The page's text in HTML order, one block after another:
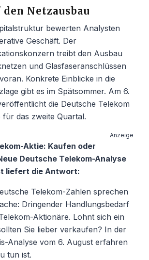
Netzausbau
bewerten Analysten
Geschäft. Der
treibt den Ausbau
und Glasfaseranschlüssen
Konkrete Einblicke in die
gibt es im Spätsommer. Am 6.
die Deutsche Telekom
für das zweite Quartal.
Anzeige
Aktie: Kaufen oder
Deutsche Telekom-Analyse
liefert die Antwort:
Telekom-Zahlen sprechen
Dringender Handlungsbedarf
Aktionäre. Lohnt sich ein
Sie lieber verkaufen? In der
Analyse vom 6. August erfahren
tun ist.